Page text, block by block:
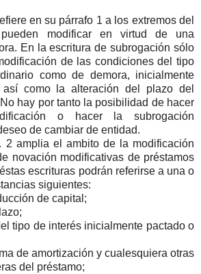
en su párrafo 1 a los extremos del
modificar en virtud de una
En la escritura de subrogación sólo
de las condiciones del tipo
como de demora, inicialmente
como la alteración del plazo del
hay por tanto la posibilidad de hacer
o hacer la subrogación
de cambiar de entidad.
2 amplia el ambito de la modificación
novación modificativas de préstamos
escrituras podrán referirse a una o
siguientes:
de capital;
tipo de interés inicialmente pactado o
de amortización y cualesquiera otras
del préstamo;